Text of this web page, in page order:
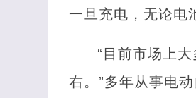
一旦充电，无论电
“目前市场上
右。”多年从事电